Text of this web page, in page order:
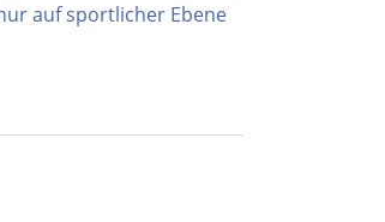
auf sportlicher Ebene